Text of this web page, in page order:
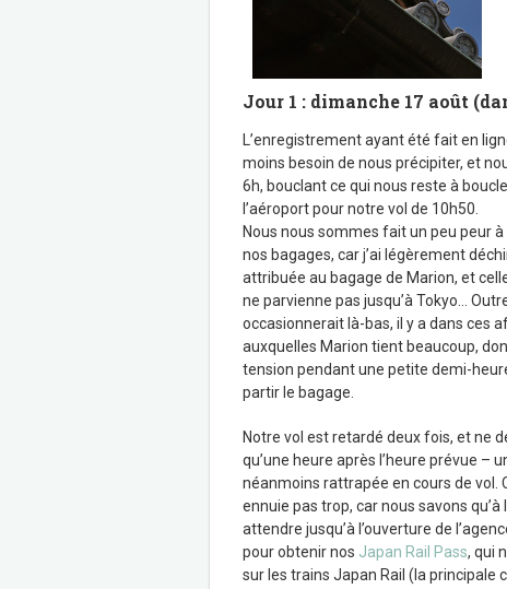
Jour 1 : dimanche 17 août
L’enregistrement ayant été fait en
moins besoin de nous précipiter, et
6h, bouclant ce qui nous reste à
l’aéroport pour notre vol de 10h50.
Nous nous sommes fait un peu peur
nos bagages, car j’ai légèrement
attribuée au bagage de Marion, et
ne parvienne pas jusqu’à Tokyo…
occasionnerait là-bas, il y a dans ces
auxquelles Marion tient beaucoup,
tension pendant une petite demi-
partir le bagage.
Notre vol est retardé deux fois, et ne
qu’une heure après l’heure prévue –
néanmoins rattrapée en cours de vol.
ennuie pas trop, car nous savons qu’à
attendre jusqu’à l’ouverture de
pour obtenir nos Japan Rail Pass, qui
sur les trains Japan Rail (la principale